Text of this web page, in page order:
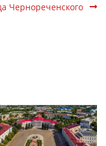
Чернореченского